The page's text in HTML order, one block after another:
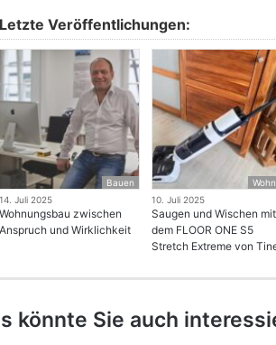
Letzte Veröffentlichungen:
Bauen
14. Juli 2025
Wohnungsbau zwischen
Anspruch und Wirklichkeit
10. Juli 2025
Saugen und Wischen mit
dem FLOOR ONE S5
Stretch Extreme von
könnte Sie auch